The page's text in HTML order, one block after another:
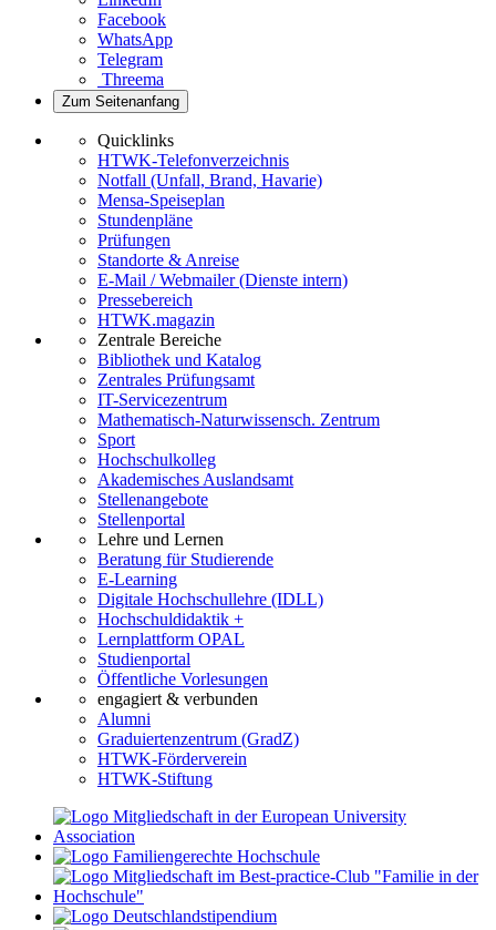
Facebook
WhatsApp
Telegram
Threema
Zum Seitenanfang
Quicklinks
HTWK-Telefonverzeichnis
Notfall (Unfall, Brand, Havarie)
Mensa-Speiseplan
Stundenpläne
Prüfungen
Standorte & Anreise
E-Mail / Webmailer (Dienste intern)
Pressebereich
HTWK.magazin
Zentrale Bereiche
Bibliothek und Katalog
Zentrales Prüfungsamt
IT-Servicezentrum
Mathematisch-Naturwissensch. Zentrum
Sport
Hochschulkolleg
Akademisches Auslandsamt
Stellenangebote
Stellenportal
Lehre und Lernen
Beratung für Studierende
E-Learning
Digitale Hochschullehre (IDLL)
Hochschuldidaktik +
Lernplattform OPAL
Studienportal
Öffentliche Vorlesungen
engagiert & verbunden
Alumni
Graduiertenzentrum (GradZ)
HTWK-Förderverein
HTWK-Stiftung